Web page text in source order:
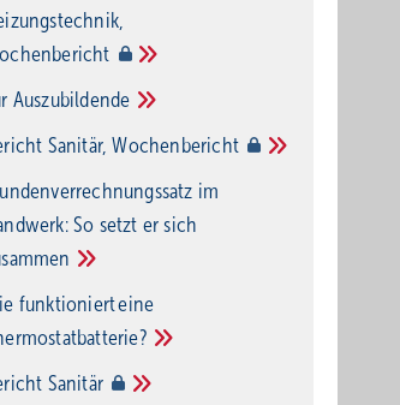
Auszubildende
Sanitär,Wochenbericht
im
So setzt er sich
funktioniert eine
Sanitär